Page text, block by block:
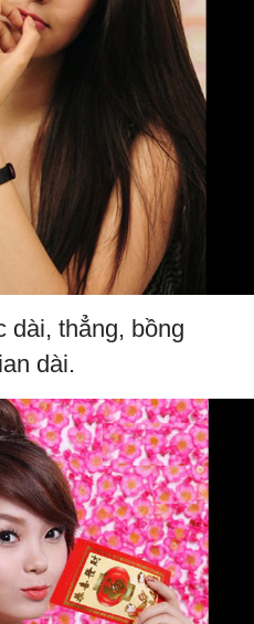
dài, thẳng, bồng
dài.